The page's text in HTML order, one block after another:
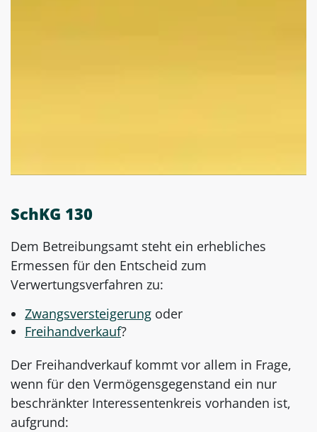
SchKG 130
Dem Betreibungsamt steht ein erhebliches
Ermessen für den Entscheid zum
Verwertungsverfahren zu:
Zwangsversteigerung oder
Freihandverkauf?
Der Freihandverkauf kommt vor allem in Frage,
wenn für den Vermögensgegenstand ein nur
beschränkter Interessentenkreis vorhanden ist,
aufgrund: